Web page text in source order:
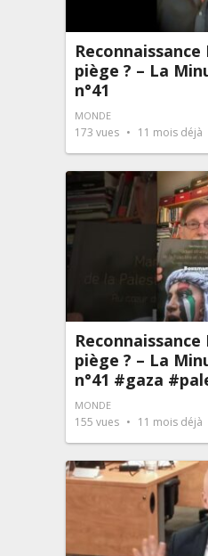
piège ? – La
n°41
MONDE
173 vues 11 mois déjà
piège ? – La
n°41 #gaza
MONDE
155 vues 11 mois déjà